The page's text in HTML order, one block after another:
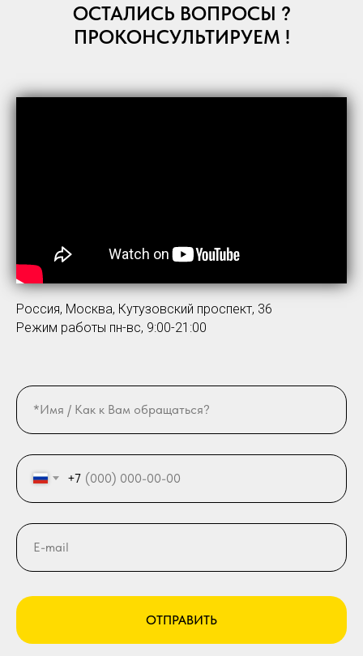
ОСТАЛИСЬ ВОПРОСЫ ?
ПРОКОНСУЛЬТИРУЕМ !
Россия, Москва, Кутузовский проспект, 36
Режим работы пн-вс, 9:00-21:00
+7
ОТПРАВИТЬ